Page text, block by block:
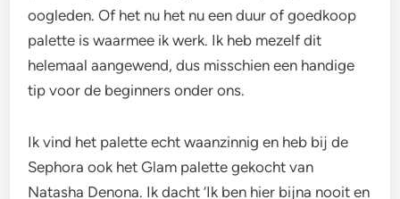
oogleden. Of het nu het nu een duur of goedkoop
palette is waarmee ik werk. Ik heb mezelf dit
helemaal aangewend, dus misschien een handige
tip voor de beginners onder ons.
Ik vind het palette echt waanzinnig en heb bij de
Sephora ook het Glam palette gekocht van
Natasha Denona. Ik dacht ‘Ik ben hier bijna nooit en